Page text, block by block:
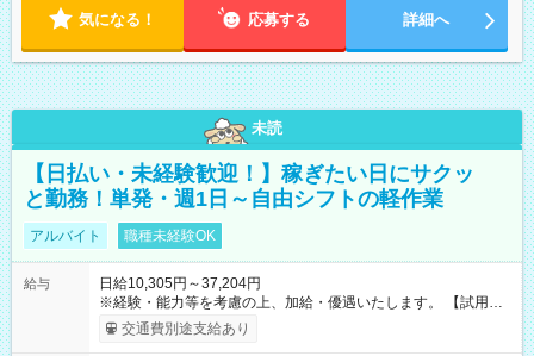
気になる！ 応募する 詳細へ
未読
【日払い・未経験歓迎！】稼ぎたい日にサクッ
と勤務！単発・週1日～自由シフトの軽作業
アルバイト 職種未経験OK
給与
日給10,305円～37,204円
※経験・能力等を考慮の上、加給・優遇いたします。 【試用期
間】試用期間なし
交通費別途支給あり